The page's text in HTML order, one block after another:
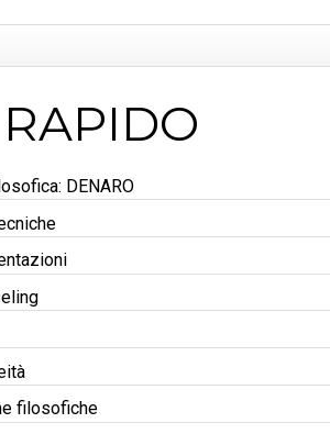
DENARO
filosofiche